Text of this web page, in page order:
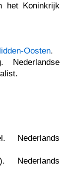
het Koninkrijk
Oosten.
Nederlandse
Nederlands
Nederlands